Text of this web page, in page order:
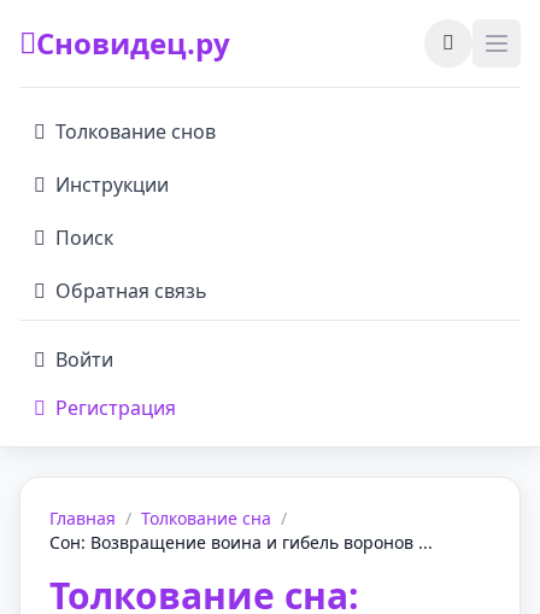
Сновидец.ру
Толкование снов
Инструкции
Поиск
Обратная связь
Войти
Регистрация
Главная / Толкование сна /
Сон: Возвращение воина и гибель воронов ...
Толкование сна: